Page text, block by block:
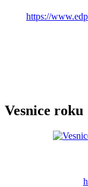
https://
Vesnice roku